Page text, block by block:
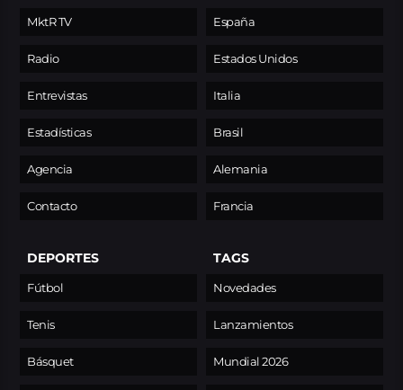
MktR TV
Radio
Entrevistas
Estadísticas
Agencia
Contacto
España
Estados Unidos
Italia
Brasil
Alemania
Francia
DEPORTES
Fútbol
Tenis
Básquet
TAGS
Novedades
Lanzamientos
Mundial 2026